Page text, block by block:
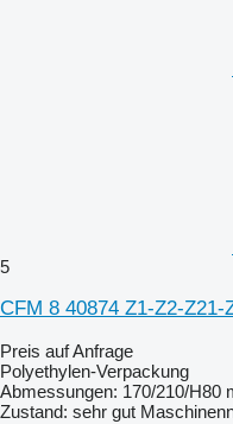
5
CFM 8 40874 Z1-Z2-Z21-
Preis auf Anfrage
Polyethylen-Verpackung
Abmessungen: 170/210/H80
Zustand: sehr gut